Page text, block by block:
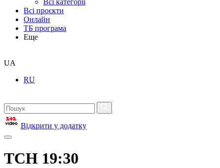
Всі категорії
Всі проєкти
Онлайн
ТБ програма
Еще
UA
RU
Відкрити у додатку
ТСН 19:30